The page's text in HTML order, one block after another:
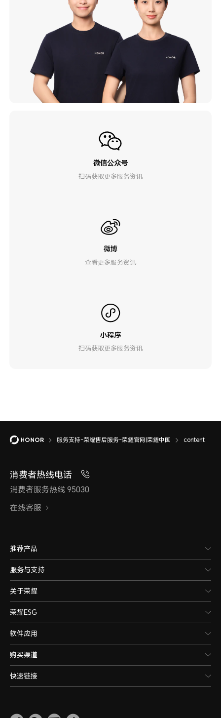
微信公众号
扫码获取更多服务资讯
微博
查看更多服务资讯
小程序
扫码获取更多服务资讯
服务支持-荣耀售后服务-荣耀官网|荣耀中国 content
消费者热线电话
消费者服务热线 95030
在线客服
推荐产品
服务与支持
关于荣耀
荣耀ESG
软件应用
购买渠道
快速链接